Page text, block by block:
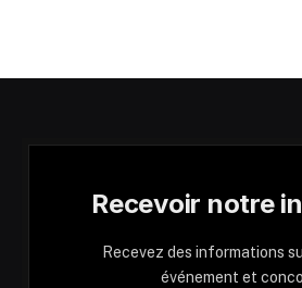
Recevoir notre
Recevez des informations
événement et